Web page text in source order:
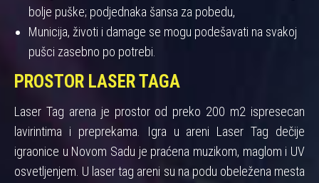
bolje puške; podjednaka šansa za pobedu,
Municija, životi i damage se mogu podešavati na svakoj
pušci zasebno po potrebi.
PROSTOR LASER TAGA
Laser Tag arena je prostor od preko 200 m2 ispresecan
lavirintima i preprekama. Igra u areni Laser Tag dečije
igraonice u Novom Sadu je praćena muzikom, maglom i UV
osvetljenjem. U laser tag areni su na podu obeležena mesta